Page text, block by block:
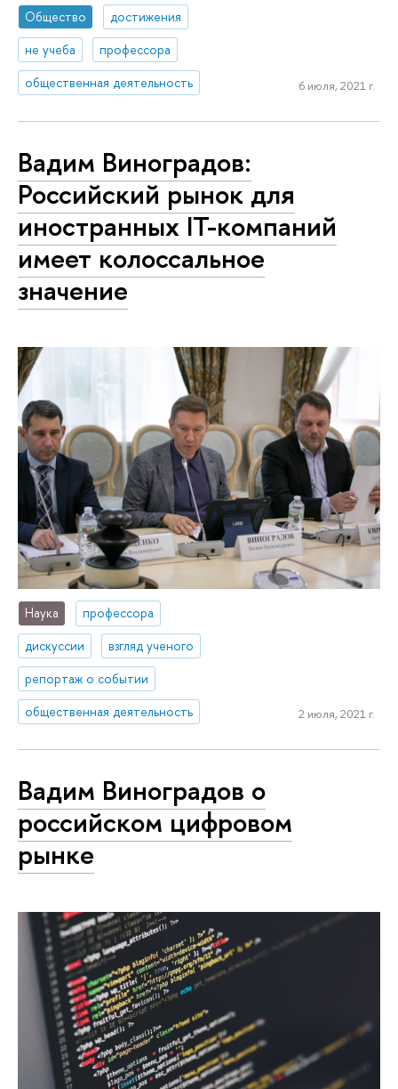
Общество
достижения
не учеба
профессора
общественная деятельность
6 июля, 2021 г.
Вадим Виноградов:
Российский рынок для
иностранных IT-компаний
имеет колоссальное
значение
Наука
профессора
дискуссии
взгляд ученого
репортаж о событии
общественная деятельность
2 июля, 2021 г.
Вадим Виноградов о
российском цифровом
рынке